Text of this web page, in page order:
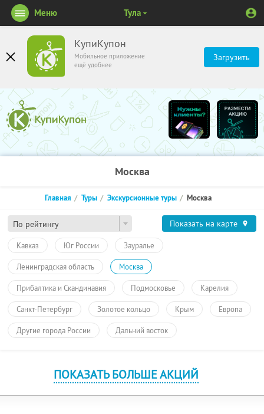
КупиКупон
Мобильное приложение
ещё удобнее
Загрузить
Меню Тула
Москва
По рейтингу
Главная Туры Экскурсионные туры Москва
Показать на карте
Кавказ Юг России Зауралье
Ленинградская область Москва
Прибалтика и Скандинавия Подмосковье Карелия
Санкт-Петербург Золотое кольцо Крым Европа
Другие города России Дальний восток
ПОКАЗАТЬ БОЛЬШЕ АКЦИЙ